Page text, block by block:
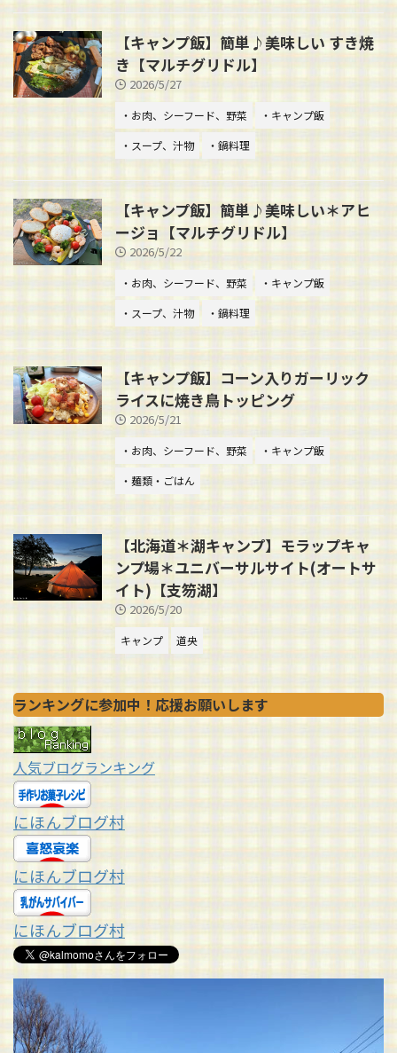
【キャンプ飯】簡単♪美味しい すき焼
き【マルチグリドル】
2026/5/27
・お肉、シーフード、野菜
・キャンプ飯
・スープ、汁物
・鍋料理
【キャンプ飯】簡単♪美味しい＊アヒ
ージョ【マルチグリドル】
2026/5/22
・お肉、シーフード、野菜
・キャンプ飯
・スープ、汁物
・鍋料理
【キャンプ飯】コーン入りガーリック
ライスに焼き鳥トッピング
2026/5/21
・お肉、シーフード、野菜
・キャンプ飯
・麺類・ごはん
【北海道＊湖キャンプ】モラップキャ
ンプ場＊ユニバーサルサイト(オートサ
イト)【支笏湖】
2026/5/20
キャンプ 道央
ランキングに参加中！応援お願いします
人気ブログランキング
にほんブログ村
にほんブログ村
にほんブログ村